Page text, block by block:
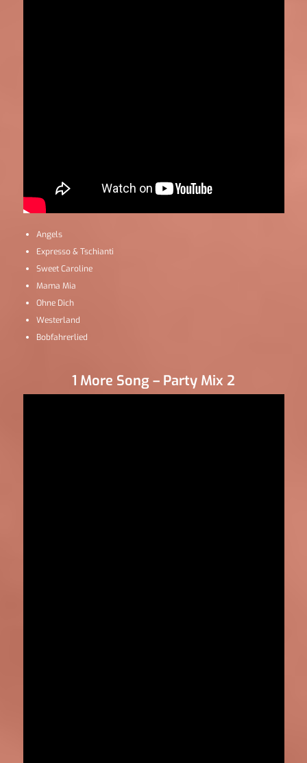
Angels
Expresso & Tschianti
Sweet Caroline
Mama Mia
Ohne Dich
Westerland
Bobfahrerlied
1 More Song – Party Mix 2